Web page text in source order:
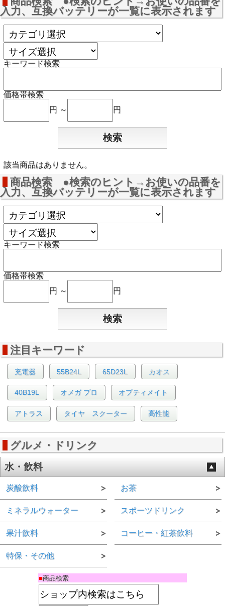
入力、互換バッテリーが一覧に表示されます
キーワード検索
価格帯検索
円 ～
円
該当商品はありません。
商品検索 ●検索のヒント→お使いの品番を
入力、互換バッテリーが一覧に表示されます
キーワード検索
価格帯検索
円 ～
円
注目キーワード
充電器 55B24L 65D23L カオス
40B19L オメガ プロ オプティメイト
アトラス タイヤ スクーター 高性能
グルメ・ドリンク
水・飲料
炭酸飲料
ミネラルウォーター
果汁飲料
特保・その他
お茶
スポーツドリンク
コーヒー・紅茶飲料
■商品検索